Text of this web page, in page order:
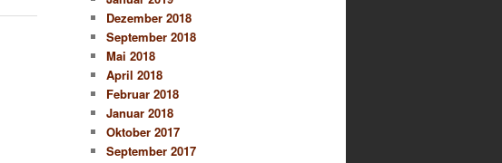
Dezember 2018
September 2018
Mai 2018
April 2018
Februar 2018
Januar 2018
Oktober 2017
September 2017